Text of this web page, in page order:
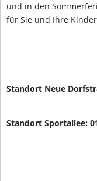
und in den
für Sie und Ihre
Standort Neue
Standort Sportallee: